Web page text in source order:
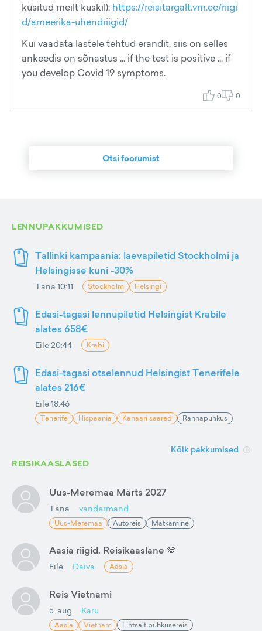
küsitud meilt kuskil): https://reisitargalt.vm.ee/riigi
d/ameerika-uhendriigid/
Kui vaadata lastele tehtud erandit, siis on selles
ankeedis on sõnastus ... if the test is positive ... if
you develop Covid 19 symptoms.
0 0
Otsi foorumist
LENNUPAKKUMISED
Tallinki kampaania: laevapiletid Stockholmi ja
Helsingisse kuni -30%
Täna 10:11 Stockholm Helsingi
Edasi-tagasi lennupiletid Helsingist Krabile
alates 658€
Eile 20:44 Krabi
Edasi-tagasi otselennud Helsingist Tenerifele
alates 216€
Eile 18:46
Tenerife Hispaania Kanaari saared Rannapuhkus
Kõik pakkumised
REISIKAASLASED
Uus-Meremaa Märts 2027
Täna vandermand
Uus-Meremaa Autoreis Matkamine
Aasia riigid. Reisikaaslane 🫶
Eile Daiva Aasia
Reis Vietnami
5. aug Karu
Aasia Vietnam Lihtsalt puhkusereis